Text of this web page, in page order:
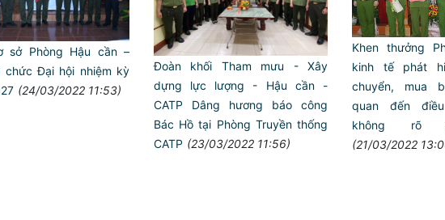
sở Phòng Hậu cần –
chức Đại hội nhiệm kỳ
(24/03/2022 11:53)
Đoàn khối Tham mưu - Xây
dựng lực lượng - Hậu cần -
CATP Dâng hương báo công
Bác Hồ tại Phòng Truyền thống
CATP (23/03/2022 11:56)
Khen thưởng
kinh tế phát
chuyển, mua
quan đến
không rõ
(21/03/2022